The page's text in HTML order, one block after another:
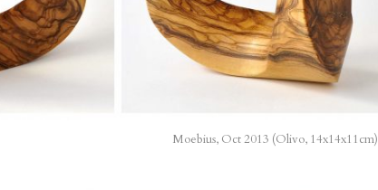
Moebius, Oct 2013 (Olivo, 14x14x11cm)